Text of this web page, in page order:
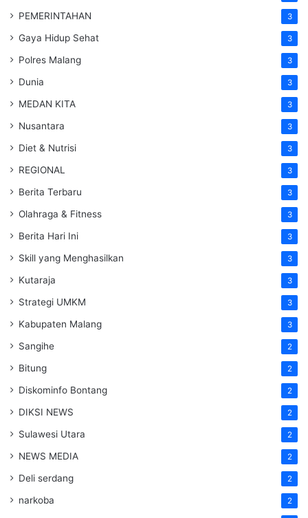
PEMERINTAHAN 3
Gaya Hidup Sehat 3
Polres Malang 3
Dunia 3
MEDAN KITA 3
Nusantara 3
Diet & Nutrisi 3
REGIONAL 3
Berita Terbaru 3
Olahraga & Fitness 3
Berita Hari Ini 3
Skill yang Menghasilkan 3
Kutaraja 3
Strategi UMKM 3
Kabupaten Malang 3
Sangihe 2
Bitung 2
Diskominfo Bontang 2
DIKSI NEWS 2
Sulawesi Utara 2
NEWS MEDIA 2
Deli serdang 2
narkoba 2